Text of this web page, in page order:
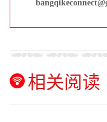
相关阅读